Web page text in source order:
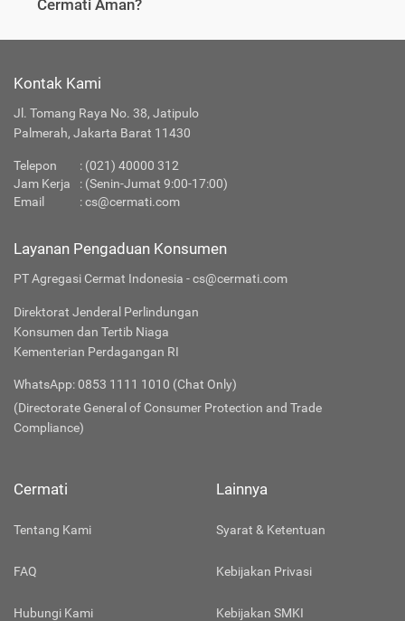
Cermati Aman?
Kontak Kami
Jl. Tomang Raya No. 38, Jatipulo
Palmerah, Jakarta Barat 11430
Telepon : (021) 40000 312
Jam Kerja
: (Senin-Jumat 9:00-17:00)
Email
:cs@cermati.com
Layanan Pengaduan Konsumen
PT Agregasi Cermat Indonesia - cs@cermati.com
Direktorat Jenderal Perlindungan
Konsumen dan Tertib Niaga
Kementerian Perdagangan RI
WhatsApp: 0853 1111 1010 (Chat Only)
(Directorate General of Consumer Protection and Trade
Compliance)
Cermati
Tentang Kami
FAQ
Hubungi Kami
Lainnya
Syarat & Ketentuan
Kebijakan Privasi
Kebijakan SMKI